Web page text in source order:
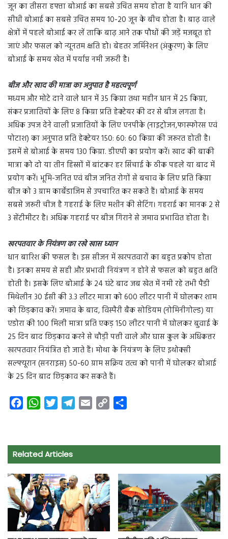
जून का तीसरा हफ्ता बोआई का सबसे उचित समय होता है यानि धान की
सीधी बोआई का सबसे उचित समय 10-20 जून के बीच होता है। बाढ़ वाले
क्षेत्रों में पहले बोआई कर लें ताकि बाढ़ आने तक पौधों की जड़ें मजबूत हो
जाएं और फसल को न्यूनतम क्षति हो। बेहतर जर्मिनेशन (अंकुरण) के लिए
बोआई के समय खेत में पर्याप्त नमी जरूरी है।
बीज और खाद की मात्रा का अनुपात है महत्वपूर्ण
मध्यम और मोटे दाने वाले धान में 35 किग्रा तथा महीन धान में 25 किग्रा,
संकर प्रजातियों के लिए 8 किग्रा प्रति हेक्टेयर की दर से बीज लगता है।
अधिक उपज देने वाली प्रजातियों के लिए एनपीके (नाइट्रोजन,फास्फोरस एवं
पोटाश) का अनुपात प्रति हेक्टेयर 150: 60: 60 किग्रा की जरूरत होती है।
इसमें से बोआई के समय 130 किग्रा. डीएपी का प्रयोग करें। खाद की बाकी
मात्रा को दो या तीन हिस्सों में बांटकर हर सिंचाई के ठीक पहले या बाद में
प्रयोग करें। भूमि-जनित एवं बीज जनित रोगों से बचाव के लिए प्रति किग्रा
बीज को 3 ग्राम कार्बेडाजिम से उपचारित कर सकते हैं। बोआई के समय
सबसे जरूरी चीज है गहराई के लिए मशीन की सेटिंग। गहराई का मानक 2 से
3 सेंटीमीटर है। अधिक गहराई पर बीज गिराने से जमाव प्रभावित होता है।
खरपतवार के नियंत्रण का रखे खास ध्यान
धान बारिश की फसल है। इस सीजन में खरपतवारों का बहुत प्रकोप होता
है। इनका समय से सही और प्रभावी नियंत्रण न होने से फसल को बहुत क्षति
होती है। इसके लिए बोआई के 24 घंटे बाद जब खेत में नमी रहे तभी पैडी
मिथेलीन 30 ईसी की 3.3 लीटर मात्रा को 600 लीटर पानी में घोलकर शाम
को छिड़काव करें। जमाव के बाद, विस्पैरी बैक सोडियम (नोमिनीगोल्ड) या
एडोरा की 100 मिली मात्रा प्रति एकड़ 150 लीटर पानी में घोलकर बुवाई के
25 दिन बाद छिड़काव करने से चौड़ी पत्ती वाले और घास कुल के अधिकत्तर
खरपतवार नियंत्रित हो जाते हैं। मोथा के नियंत्रण के लिए इथोक्सी
सल्फ्यूरान (सनराइस) 50-60 ग्राम सक्रिय तत्व को पानी में घोलकर बोआई
के 25 दिन बाद छिड़काव कर सकते हैं।
e
b
o
k
W
t
s
p
p
t
t
r
e
a
m
i
y
n
k
r
Related Articles